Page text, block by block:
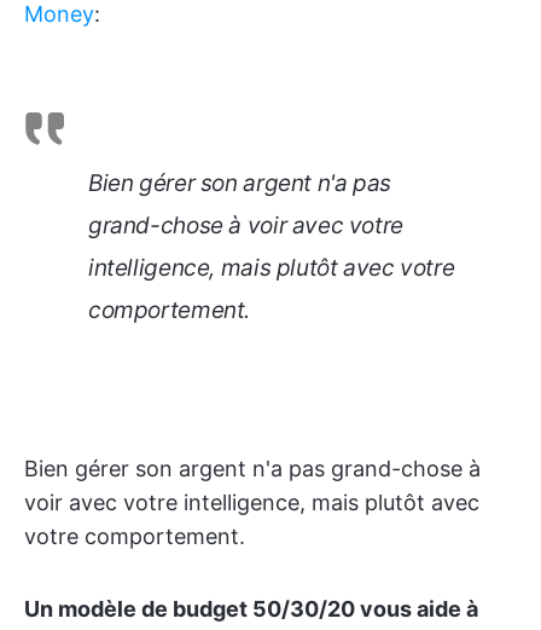
Money:
Bien gérer son argent n'a pas
grand-chose à voir avec votre
intelligence, mais plutôt avec votre
comportement.
Bien gérer son argent n'a pas grand-chose à
voir avec votre intelligence, mais plutôt avec
votre comportement.
Un modèle de budget 50/30/20 vous aide à